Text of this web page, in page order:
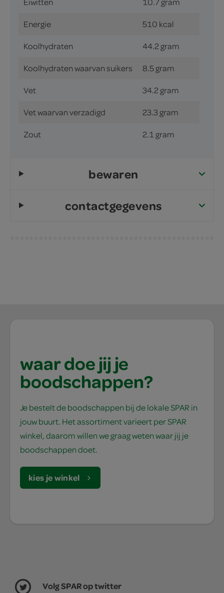
Energie 510 kcal
Koolhydraten 44.2 gram
Koolhydraten waarvan suikers 8.5 gram
Vet 34.2 gram
Vet waarvan verzadigd 23.3 gram
Zout 2.1 gram
bewaren
contactgegevens
waar doe jij je
boodschappen?
Je bestelt de boodschappen bij de lokale SPAR in
jouw buurt. Het assortiment varieert per SPAR
winkel, daarom willen we graag weten waar jij je
boodschappen doet.
kies je winkel
Volg SPAR op twitter